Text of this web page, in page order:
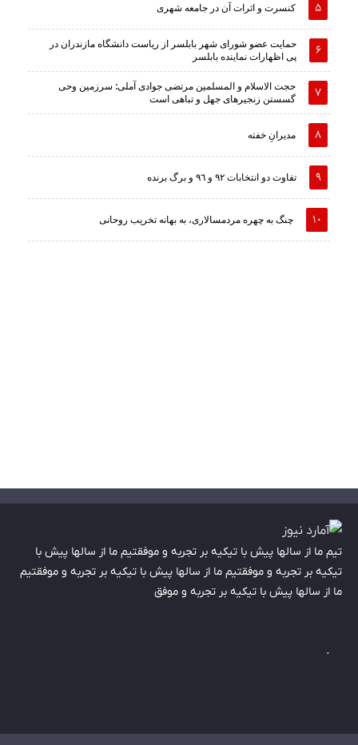
کنسرت و اثرات آن در جامعه شهری
حمایت عضو شورای شهر بابلسر از ریاست دانشگاه مازندران در
پی اظهارات نماینده بابلسر
حجت الاسلام و المسلمین مرتضی جوادی آملی: سرزمین وحى
گسستن زنجیرهاى جهل و تباهى است
مدیرانِ خفته
تفاوت دو انتخابات ٩٢ و ٩٦ و برگ برنده
چنگ به چهره مردمسالاری، به بهانه تخریب روحانی
تیم ما از سالها پیش با تیکیه بر تجربه و موفقتیم ما از سالها پیش با
تیکیه بر تجربه و موفقتیم ما از سالها پیش با تیکیه بر تجربه و موفقتیم
ما از سالها پیش با تیکیه بر تجربه و موفق
.